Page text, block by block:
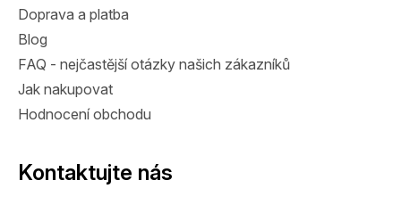
Doprava a platba
Blog
FAQ - nejčastější otázky našich zákazníků
Jak nakupovat
Hodnocení obchodu
Kontaktujte nás